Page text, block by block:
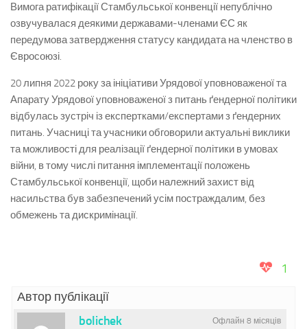
Вимога ратифікації Стамбульської конвенції непублічно
озвучувалася деякими державами-членами ЄС як
передумова затвердження статусу кандидата на членство в
Євросоюзі.
20 липня 2022 року за ініціативи Урядової уповноваженої та
Апарату Урядової уповноваженої з питань ґендерної політики
відбулась зустріч із експертками/експертами з ґендерних
питань. Учасниці та учасники обговорили актуальні виклики
та можливості для реалізації ґендерної політики в умовах
війни, в тому числі питання імплементації положень
Стамбульської конвенції, щоби належний захист від
насильства був забезпечений усім постраждалим, без
обмежень та дискримінації.
1
Автор публікації
Офлайн 8 місяців
bolichek